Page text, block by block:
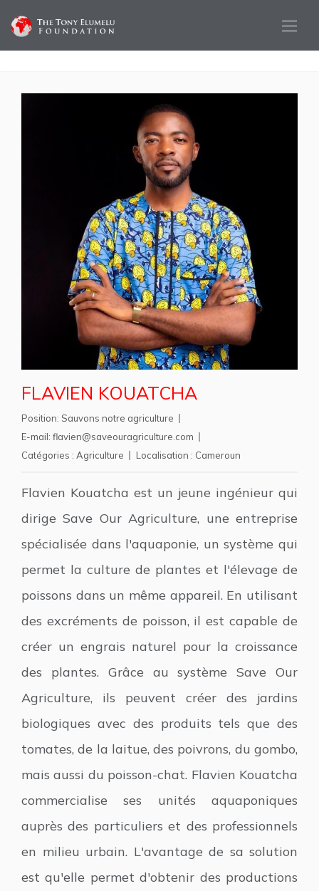
FLAVIEN KOUATCHA
Position: Sauvons notre agriculture
E-mail: flavien@saveouragriculture.com
Catégories : Agriculture Localisation : Cameroun
Flavien Kouatcha est un jeune ingénieur qui
dirige Save Our Agriculture, une entreprise
spécialisée dans l'aquaponie, un système qui
permet la culture de plantes et l'élevage de
poissons dans un même appareil. En utilisant
des excréments de poisson, il est capable de
créer un engrais naturel pour la croissance
des plantes. Grâce au système Save Our
Agriculture, ils peuvent créer des jardins
biologiques avec des produits tels que des
tomates, de la laitue, des poivrons, du gombo,
mais aussi du poisson-chat. Flavien Kouatcha
commercialise ses unités aquaponiques
auprès des particuliers et des professionnels
en milieu urbain. L'avantage de sa solution
est qu'elle permet d'obtenir des productions